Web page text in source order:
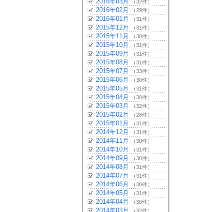
（32件）
2016年02月 （29件）
2016年01月 （31件）
2015年12月 （31件）
2015年11月 （30件）
2015年10月 （31件）
2015年09月 （31件）
2015年08月 （31件）
2015年07月 （33件）
2015年06月 （30件）
2015年05月 （31件）
2015年04月 （30件）
2015年03月 （32件）
2015年02月 （28件）
2015年01月 （31件）
2014年12月 （31件）
2014年11月 （30件）
2014年10月 （31件）
2014年09月 （30件）
2014年08月 （31件）
2014年07月 （31件）
2014年06月 （30件）
2014年05月 （31件）
2014年04月 （30件）
2014年03月 （32件）